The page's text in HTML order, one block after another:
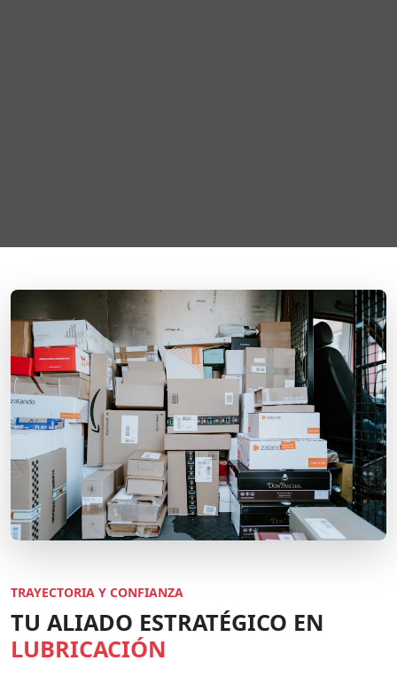
TRAYECTORIA Y CONFIANZA
TU ALIADO ESTRATÉGICO EN
LUBRICACIÓN